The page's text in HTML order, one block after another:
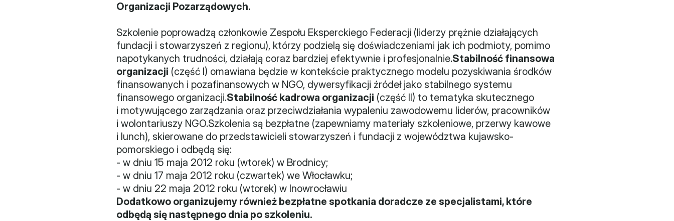
Organizacji Pozarządowych.
Szkolenie poprowadzą członkowie Zespołu Eksperckiego Federacji (liderzy prężnie działających
fundacji i stowarzyszeń z regionu), którzy podzielą się doświadczeniami jak ich podmioty, pomimo
napotykanych trudności, działają coraz bardziej efektywnie i profesjonalnie.Stabilność finansowa
organizacji (część I) omawiana będzie w kontekście praktycznego modelu pozyskiwania środków
finansowanych i pozafinansowych w NGO, dywersyfikacji źródeł jako stabilnego systemu
finansowego organizacji.Stabilność kadrowa organizacji (część II) to tematyka skutecznego
i motywującego zarządzania oraz przeciwdziałania wypaleniu zawodowemu liderów, pracowników
i wolontariuszy NGO.Szkolenia są bezpłatne (zapewniamy materiały szkoleniowe, przerwy kawowe
i lunch), skierowane do przedstawicieli stowarzyszeń i fundacji z województwa kujawsko-
pomorskiego i odbędą się:
- w dniu 15 maja 2012 roku (wtorek) w Brodnicy;
- w dniu 17 maja 2012 roku (czwartek) we Włocławku;
- w dniu 22 maja 2012 roku (wtorek) w Inowrocławiu
Dodatkowo organizujemy również bezpłatne spotkania doradcze ze specjalistami, które
odbędą się następnego dnia po szkoleniu.